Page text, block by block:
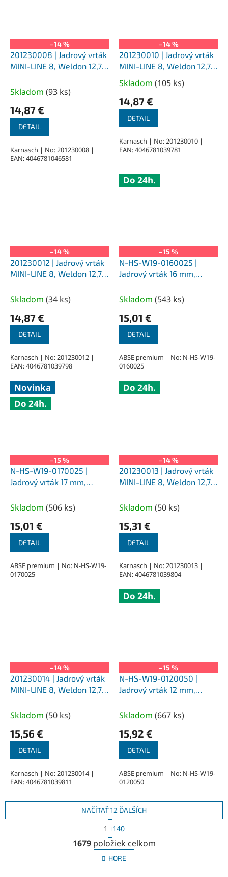
–14 %
201230008 | Jadrový vrták
MINI-LINE 8, Weldon 12,7,
Skladom (93 ks)
14,87 €
DETAIL
Karnasch | No: 201230008 |
EAN: 4046781046581
–14 %
201230010 | Jadrový vrták
MINI-LINE 8, Weldon 12,7,
Priemerné
hodnotenie
produktu
5,0
z
5
Skladom (105 ks)
14,87 €
DETAIL
Karnasch | No: 201230010 |
EAN: 4046781039781
–14 %
201230012 | Jadrový vrták
MINI-LINE 8, Weldon 12,7,
Skladom (34 ks)
14,87 €
DETAIL
Karnasch | No: 201230012 |
EAN: 4046781039798
Do 24h.
–15 %
N-HS-W19-0160025 |
Jadrový vrták 16 mm,
upnutie Weldon 19
Skladom (543 ks)
15,01 €
DETAIL
ABSE premium | No: N-HS-W19-
0160025
Novinka
Do 24h.
–15 %
N-HS-W19-0170025 |
Jadrový vrták 17 mm,
upnutie Weldon 19
Skladom (506 ks)
15,01 €
DETAIL
ABSE premium | No: N-HS-W19-
0170025
Do 24h.
–14 %
201230013 | Jadrový vrták
MINI-LINE 8, Weldon 12,7,
Skladom (50 ks)
15,31 €
DETAIL
Karnasch | No: 201230013 |
EAN: 4046781039804
–14 %
201230014 | Jadrový vrták
MINI-LINE 8, Weldon 12,7,
Skladom (50 ks)
15,56 €
DETAIL
Karnasch | No: 201230014 |
EAN: 4046781039811
Do 24h.
–15 %
N-HS-W19-0120050 |
Jadrový vrták 12 mm,
upnutie Weldon 19
Skladom (667 ks)
15,92 €
DETAIL
ABSE premium | No: N-HS-W19-
0120050
O
v
l
á
NAČÍTAŤ 12 ĎALŠÍCH
t
r
á
n
k
1 140
1679položiek celkom
HORE